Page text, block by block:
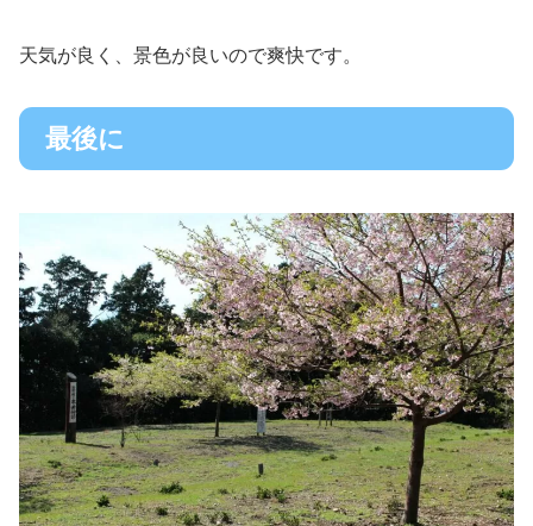
天気が良く、景色が良いので爽快です。
最後に